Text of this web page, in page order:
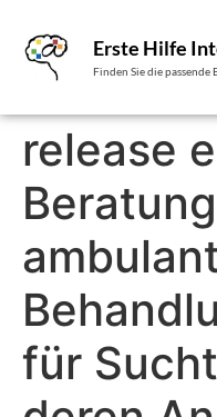
Erste Hilfe
Finden Sie die passende
release
für